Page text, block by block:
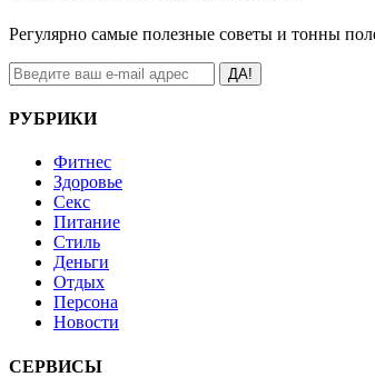
Регулярно самые полезные советы и тонны
ДА!
РУБРИКИ
Фитнес
Здоровье
Секс
Питание
Стиль
Деньги
Отдых
Персона
Новости
СЕРВИСЫ